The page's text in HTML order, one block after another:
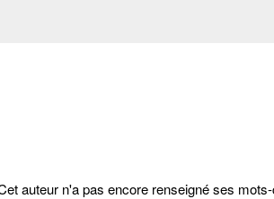
auteur n'a pas encore renseigné ses